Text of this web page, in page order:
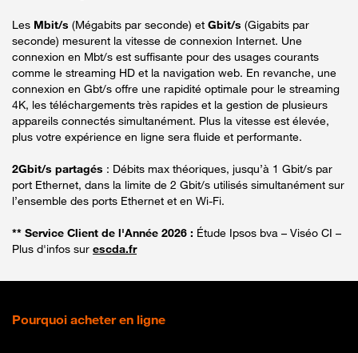
Les Mbit/s (Mégabits par seconde) et Gbit/s (Gigabits par
seconde) mesurent la vitesse de connexion Internet. Une
connexion en Mbt/s est suffisante pour des usages courants
comme le streaming HD et la navigation web. En revanche, une
connexion en Gbt/s offre une rapidité optimale pour le streaming
4K, les téléchargements très rapides et la gestion de plusieurs
appareils connectés simultanément. Plus la vitesse est élevée,
plus votre expérience en ligne sera fluide et performante.
2Gbit/s partagés : Débits max théoriques, jusqu’à 1 Gbit/s par
port Ethernet, dans la limite de 2 Gbit/s utilisés simultanément sur
l’ensemble des ports Ethernet et en Wi-Fi.
** Service Client de l'Année 2026 : Étude Ipsos bva – Viséo CI –
Plus d'infos sur escda.fr
Pourquoi acheter en ligne